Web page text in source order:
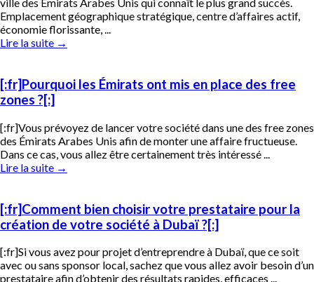
ville des Émirats Arabes Unis qui connaît le plus grand succès.
Emplacement géographique stratégique, centre d’affaires actif,
économie florissante, ...
Lire la suite →
[:fr]Pourquoi les Émirats ont mis en place des free
zones ?[:]
[:fr]Vous prévoyez de lancer votre société dans une des free zones
des Émirats Arabes Unis afin de monter une affaire fructueuse.
Dans ce cas, vous allez être certainement très intéressé ...
Lire la suite →
[:fr]Comment bien choisir votre prestataire pour la
création de votre société à Dubaï ?[:]
[:fr]Si vous avez pour projet d’entreprendre à Dubaï, que ce soit
avec ou sans sponsor local, sachez que vous allez avoir besoin d’un
prestataire afin d’obtenir des résultats rapides, efficaces ...